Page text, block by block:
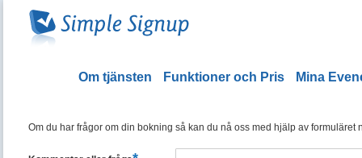
Om tjänsten Funktioner och Pris Mina
Om du har frågor om din bokning så kan du nå oss med hjälp av formuläret